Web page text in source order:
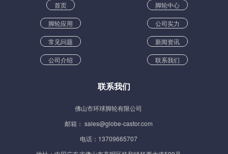
首页 脚轮中心
脚轮应用 公司实力
常见问题 新闻资讯
公司介绍 联系我们
联系我们
佛山市环球脚轮有限公司
邮箱： sales@globe-castor.com
电话：13709665707